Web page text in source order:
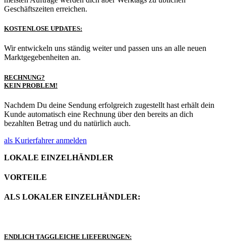
Geschäftszeiten erreichen.
KOSTENLOSE UPDATES:
Wir entwickeln uns ständig weiter und passen uns an alle neuen
Marktgegebenheiten an.
RECHNUNG?
KEIN PROBLEM!
Nachdem Du deine Sendung erfolgreich zugestellt hast erhält dein
Kunde automatisch eine Rechnung über den bereits an dich
bezahlten Betrag und du natürlich auch.
als Kurierfahrer anmelden
LOKALE EINZELHÄNDLER
VORTEILE
ALS LOKALER EINZELHÄNDLER:
ENDLICH TAGGLEICHE LIEFERUNGEN: